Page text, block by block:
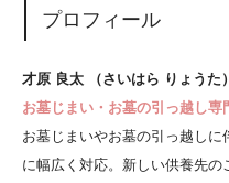
プロフィール
才原 良太 （さいはら りょうた）
お墓じまい・お墓の引っ越し専
お墓じまいやお墓の引っ越し
に幅広く対応。新しい供養先